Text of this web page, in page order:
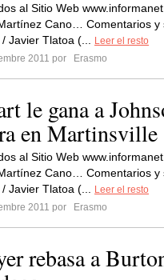
al Sitio Web
Cano… Comentarios y
Javier Tlatoa (...
Leer el resto
2011 por
Erasmo
le gana a
en Martinsville
al Sitio Web
Cano… Comentarios y
Javier Tlatoa (...
Leer el resto
2011 por
Erasmo
rebasa a